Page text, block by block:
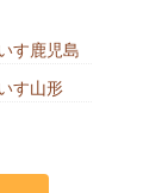
す鹿児島
す山形